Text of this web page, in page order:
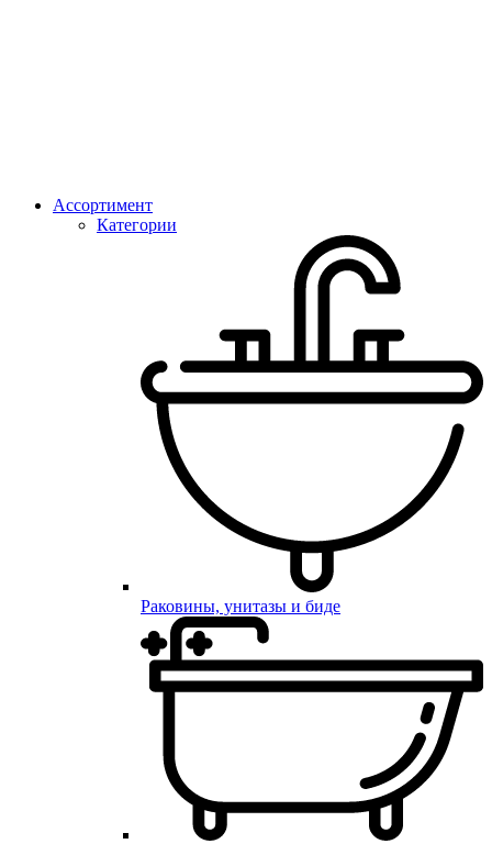
Ассортимент
Категории
Раковины, унитазы и биде